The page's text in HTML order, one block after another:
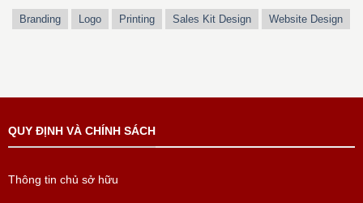
Branding Logo Printing Sales Kit Design Website Design
QUY ĐỊNH VÀ CHÍNH SÁCH
Thông tin chủ sở hữu